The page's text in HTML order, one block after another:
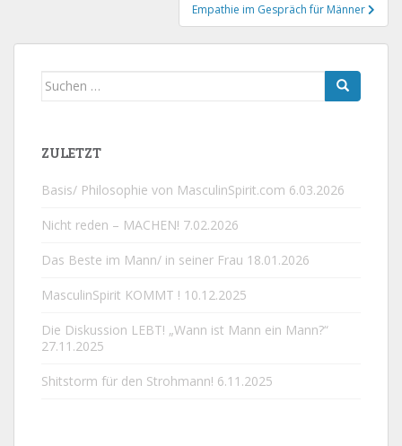
Empathie im Gespräch für Männer
Suchen
ZULETZT
Basis/ Philosophie von MasculinSpirit.com 6.03.2026
Nicht reden – MACHEN! 7.02.2026
Das Beste im Mann/ in seiner Frau 18.01.2026
MasculinSpirit KOMMT ! 10.12.2025
Die Diskussion LEBT! „Wann ist Mann ein Mann?“
27.11.2025
Shitstorm für den Strohmann! 6.11.2025